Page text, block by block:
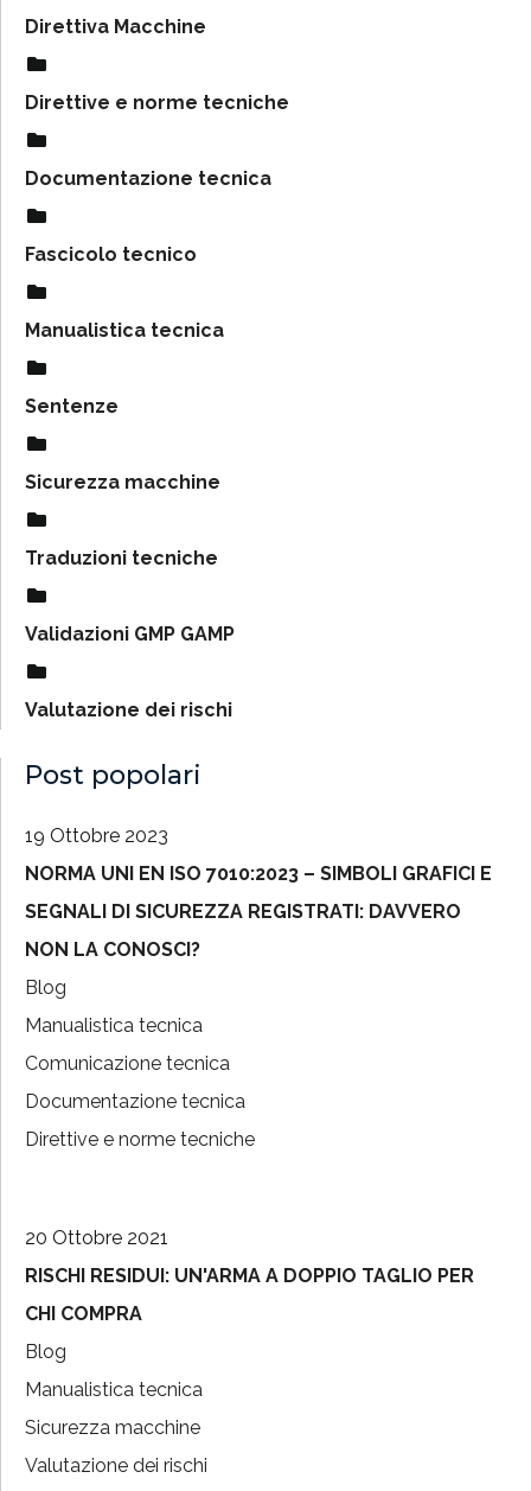
Direttiva Macchine
Direttive e norme tecniche
Documentazione tecnica
Fascicolo tecnico
Manualistica tecnica
Sentenze
Sicurezza macchine
Traduzioni tecniche
Validazioni GMP GAMP
Valutazione dei rischi
Post popolari
19 Ottobre 2023
NORMA UNI EN ISO 7010:2023 – SIMBOLI GRAFICI E
SEGNALI DI SICUREZZA REGISTRATI: DAVVERO
NON LA CONOSCI?
Blog
Manualistica tecnica
Comunicazione tecnica
Documentazione tecnica
Direttive e norme tecniche
20 Ottobre 2021
RISCHI RESIDUI: UN'ARMA A DOPPIO TAGLIO PER
CHI COMPRA
Blog
Manualistica tecnica
Sicurezza macchine
Valutazione dei rischi